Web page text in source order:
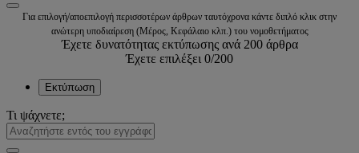
Για επιλογή/αποεπιλογή περισσοτέρων άρθρων ταυτόχρονα κάντε διπλό κλικ στην
ανώτερη υποδιαίρεση (Μέρος, Κεφάλαιο κλπ.) του νομοθετήματος
Έχετε δυνατότητας εκτύπωσης ανά 200 άρθρα
Έχετε επιλέξει 0/200
Εκτύπωση
Τι ψάχνετε;